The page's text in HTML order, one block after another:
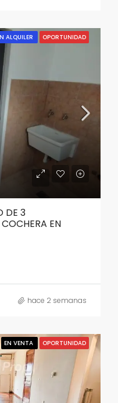
ALQUILER OPORTUNIDAD
DE 3
EN
hace 2 semanas
EN VENTA OPORTUNIDAD